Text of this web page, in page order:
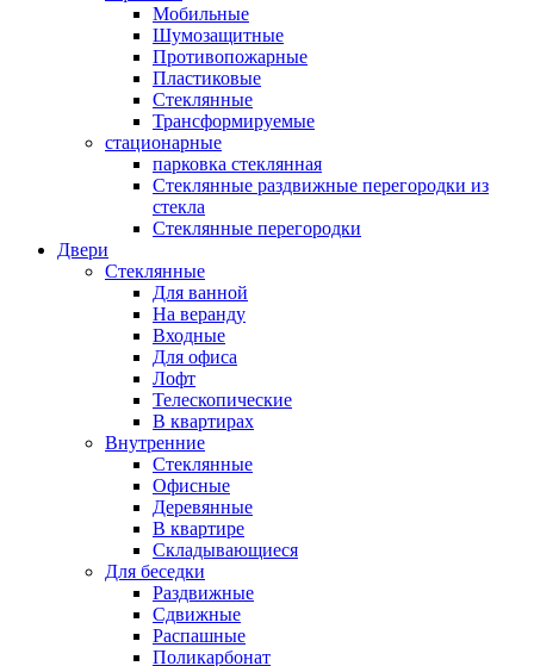
Мобильные
Шумозащитные
Противопожарные
Пластиковые
Стеклянные
Трансформируемые
стационарные
парковка стеклянная
Стеклянные раздвижные перегородки из
стекла
Стеклянные перегородки
Двери
Стеклянные
Для ванной
На веранду
Входные
Для офиса
Лофт
Телескопические
В квартирах
Внутренние
Стеклянные
Офисные
Деревянные
В квартире
Складывающиеся
Для беседки
Раздвижные
Сдвижные
Распашные
Поликарбонат